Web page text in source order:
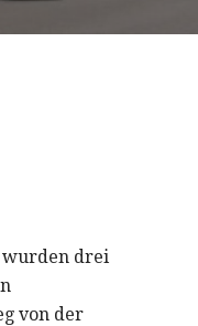
wurden drei
von der